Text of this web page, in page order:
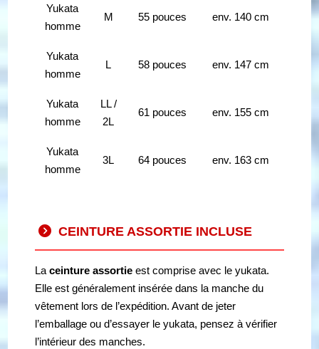
Yukata
homme
M 55 pouces env. 140 cm
Yukata
homme
L 58 pouces env. 147 cm
Yukata
homme
LL /
2L
61 pouces env. 155 cm
Yukata
homme
3L 64 pouces env. 163 cm
CEINTURE ASSORTIE INCLUSE
Laceinture assortie est comprise avec le yukata.
Elle est généralement insérée dans la manche du
vêtement lors de l’expédition. Avant de jeter
l’emballage ou d’essayer le yukata, pensez à vérifier
l’intérieur des manches.